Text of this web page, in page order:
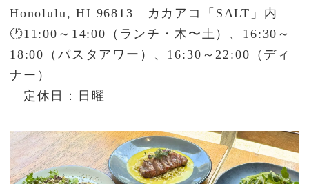
Honolulu, HI 96813 カカアコ「SALT」内
🕐11:00～14:00（ランチ・木〜土）、16:30～
18:00（パスタアワー）、16:30～22:00（ディ
ナー）
定休日：日曜